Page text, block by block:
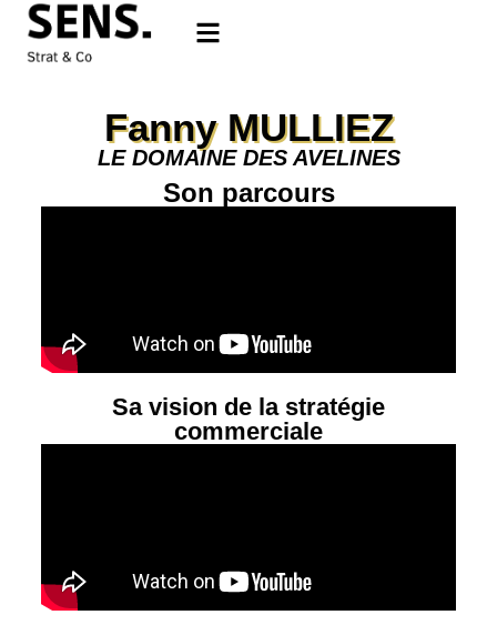
Fanny MULLIEZ
LE DOMAINE DES AVELINES
Son parcours
Sa vision de la stratégie
commerciale